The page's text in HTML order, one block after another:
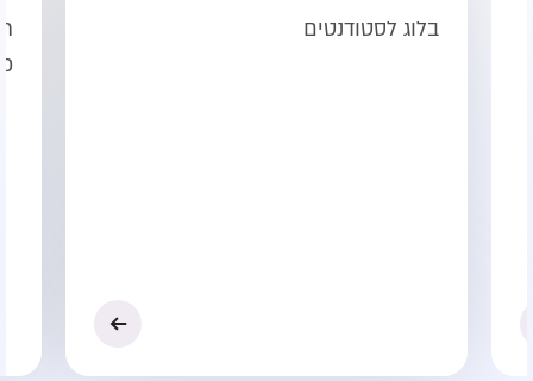
בלוג לסטודנטים